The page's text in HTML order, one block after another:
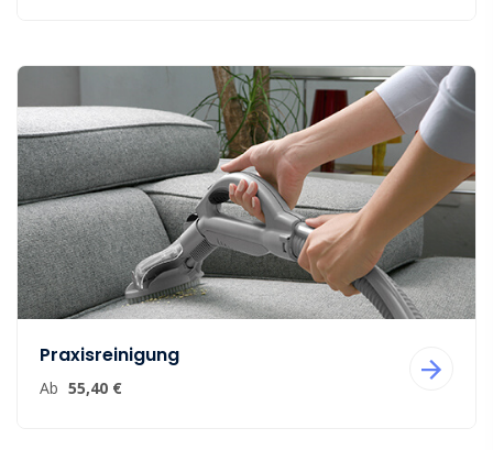
Praxisreinigung
Ab 55,40 €